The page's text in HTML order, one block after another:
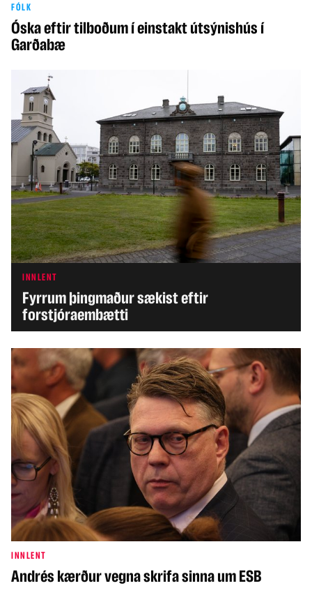
FÓLK
Óska eftir tilboðum í einstakt útsýnishús í
Garðabæ
INNLENT
Fyrrum þingmaður sækist eftir
forstjóraembætti
INNLENT
Andrés kærður vegna skrifa sinna um ESB